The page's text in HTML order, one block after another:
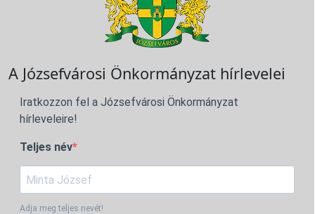
A Józsefvárosi Önkormányzat hírlevelei
Iratkozzon fel a Józsefvárosi Önkormányzat
hírleveleire!
Teljes név
Adja meg teljes nevét!